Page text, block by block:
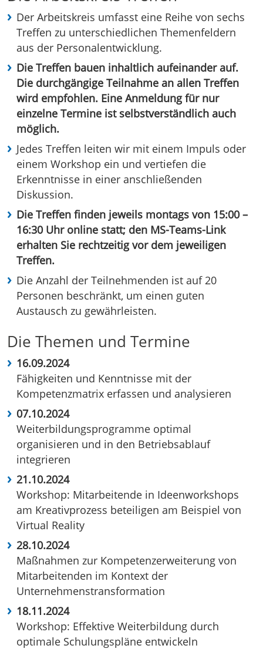
Der Arbeitskreis umfasst eine Reihe von sechs
Treffen zu unterschiedlichen Themenfeldern
aus der Personalentwicklung.
Die Treffen bauen inhaltlich aufeinander auf.
Die durchgängige Teilnahme an allen Treffen
wird empfohlen. Eine Anmeldung für nur
einzelne Termine ist selbstverständlich auch
möglich.
Jedes Treffen leiten wir mit einem Impuls oder
einem Workshop ein und vertiefen die
Erkenntnisse in einer anschließenden
Diskussion.
Die Treffen finden jeweils montags von 15:00 –
16:30 Uhr online statt; den MS-Teams-Link
erhalten Sie rechtzeitig vor dem jeweiligen
Treffen.
Die Anzahl der Teilnehmenden ist auf 20
Personen beschränkt, um einen guten
Austausch zu gewährleisten.
Die Themen und Termine
16.09.2024
Fähigkeiten und Kenntnisse mit der
Kompetenzmatrix erfassen und analysieren
07.10.2024
Weiterbildungsprogramme optimal
organisieren und in den Betriebsablauf
integrieren
21.10.2024
Workshop: Mitarbeitende in Ideenworkshops
am Kreativprozess beteiligen am Beispiel von
Virtual Reality
28.10.2024
Maßnahmen zur Kompetenzerweiterung von
Mitarbeitenden im Kontext der
Unternehmenstransformation
18.11.2024
Workshop: Effektive Weiterbildung durch
optimale Schulungspläne entwickeln